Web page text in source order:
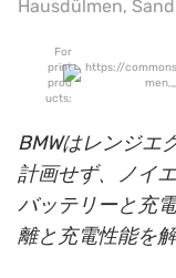
Hausdülmen,
For
print
prod
ucts:
https://
BMWはレンジエ
計画せず、ノイ
バッテリーと充
離と充電性能を解